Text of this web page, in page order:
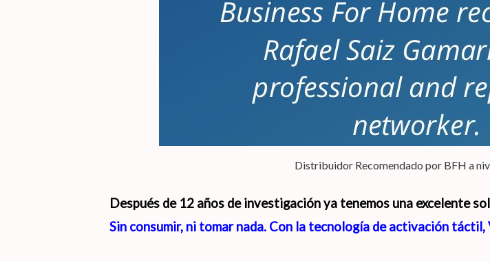
Distribuidor Recomendado por BFH a
Después de 12 años de investigación ya tenemos una excelente
Sin consumir, ni tomar nada. Con la tecnología de activación táctil,